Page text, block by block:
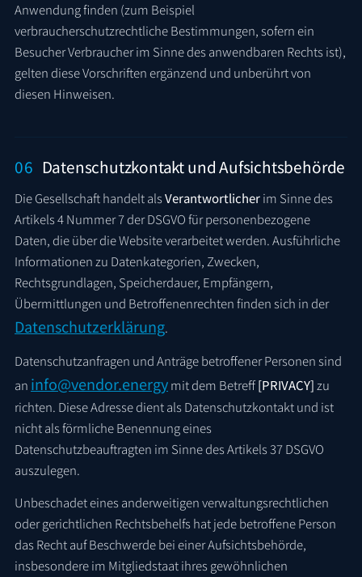
Anwendung finden (zum Beispiel
verbraucherschutzrechtliche Bestimmungen, sofern ein
Besucher Verbraucher im Sinne des anwendbaren Rechts ist),
gelten diese Vorschriften ergänzend und unberührt von
diesen Hinweisen.
06 Datenschutzkontakt und Aufsichtsbehörde
Die Gesellschaft handelt alsVerantwortlicherim Sinne des
Artikels 4 Nummer 7 der DSGVO für personenbezogene
Daten, die über die Website verarbeitet werden. Ausführliche
Informationen zu Datenkategorien, Zwecken,
Rechtsgrundlagen, Speicherdauer, Empfängern,
Übermittlungen und Betroffenenrechten finden sich in der
Datenschutzerklärung.
Datenschutzanfragen und Anträge betroffener Personen sind
an info@vendor.energymit dem Betreff[PRIVACY] zu
richten. Diese Adresse dient als Datenschutzkontakt und ist
nicht als förmliche Benennung eines
Datenschutzbeauftragten im Sinne des Artikels 37 DSGVO
auszulegen.
Unbeschadet eines anderweitigen verwaltungsrechtlichen
oder gerichtlichen Rechtsbehelfs hat jede betroffene Person
das Recht auf Beschwerde bei einer Aufsichtsbehörde,
insbesondere im Mitgliedstaat ihres gewöhnlichen